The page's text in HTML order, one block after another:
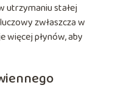
utrzymaniu stałej
zwłaszcza w
więcej płynów, aby